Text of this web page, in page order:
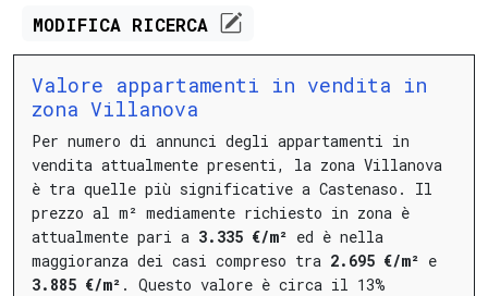
MODIFICA RICERCA
Valore appartamenti in vendita in
zona Villanova
Per numero di annunci degli appartamenti in
vendita attualmente presenti, la zona Villanova
è tra quelle più significative a Castenaso.
Il
prezzo al m² mediamente richiesto in zona è
attualmente pari a 3.335 €/m² ed è nella
maggioranza dei casi compreso tra 2.695 €/m² e
3.885 €/m² . Questo valore è circa il 13%